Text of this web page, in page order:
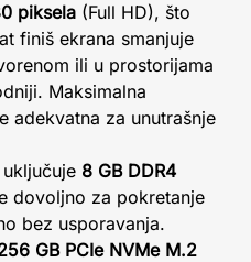
piksela (Full HD), što
finiš ekrana smanjuje
ili u prostorijama
Maksimalna
adekvatna za unutrašnje
8 GB DDR4
dovoljno za pokretanje
bez usporavanja.
GB PCIe NVMe M.2